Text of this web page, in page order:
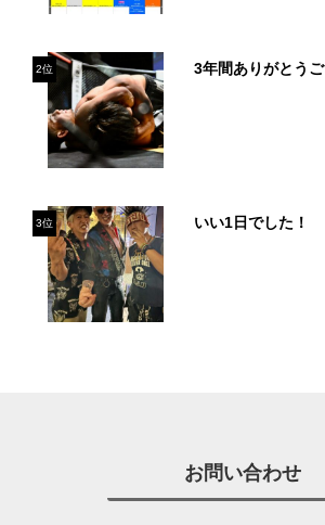
2位 3年間ありがとう
3位 いい1日でした！
お問い合わせ